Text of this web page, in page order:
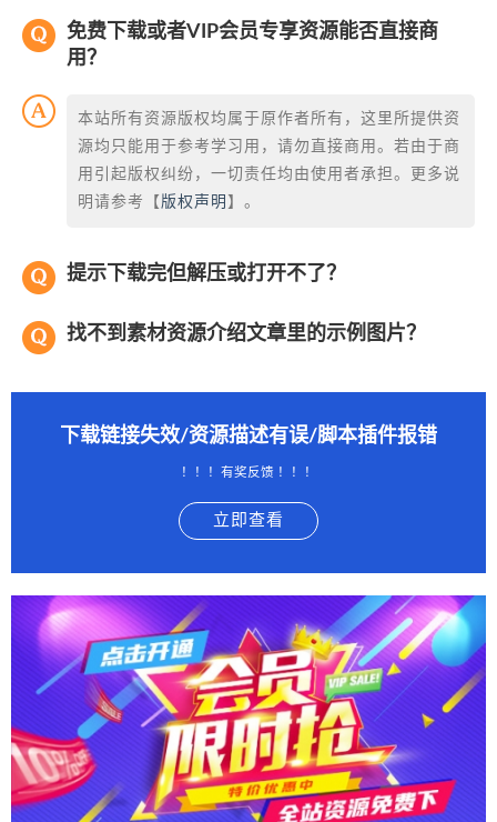
免费下载或者VIP会员专享资源能否直接商
用？
本站所有资源版权均属于原作者所有，这里所提供资
源均只能用于参考学习用，请勿直接商用。若由于商
用引起版权纠纷，一切责任均由使用者承担。更多说
明请参考【 版权声明 】。
提示下载完但解压或打开不了？
找不到素材资源介绍文章里的示例图片？
下载链接失效/资源描述有误/脚本插件报错
！！！有奖反馈 ！！！
立即查看